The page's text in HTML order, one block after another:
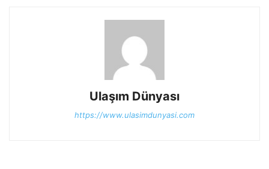
Ulaşım Dünyası
https://www.ulasimdunyasi.com